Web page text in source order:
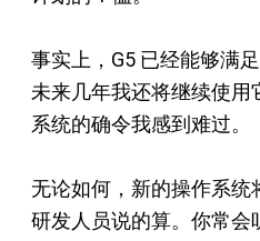
事实上，G5 已经能够满
未来几年我还将继续使
系统的确令我感到难过。
无论如何，新的操作系统
研发人员说的算。你常会